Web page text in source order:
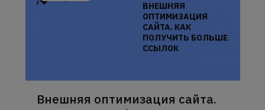
ВНЕШНЯЯ
ОПТИМИЗАЦИЯ
САЙТА. КАК
ПОЛУЧИТЬ БОЛЬШЕ
ССЫЛОК
Внешняя оптимизация сайта.